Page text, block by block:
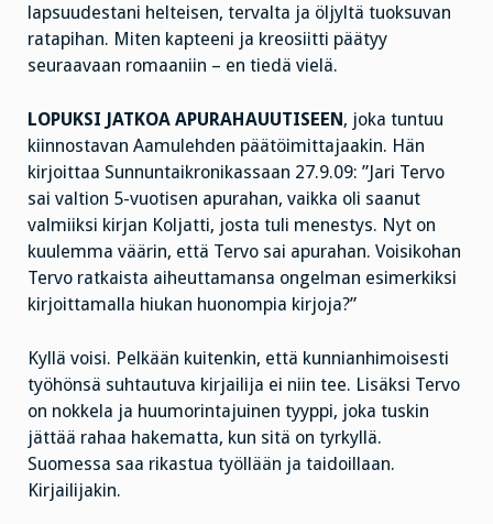
lapsuudestani helteisen, tervalta ja öljyltä tuoksuvan
ratapihan. Miten kapteeni ja kreosiitti päätyy
seuraavaan romaaniin – en tiedä vielä.
LOPUKSI JATKOA APURAHAUUTISEEN, joka tuntuu
kiinnostavan Aamulehden päätöimittajaakin. Hän
kirjoittaa Sunnuntaikronikassaan 27.9.09: ”Jari Tervo
sai valtion 5-vuotisen apurahan, vaikka oli saanut
valmiiksi kirjan Koljatti, josta tuli menestys. Nyt on
kuulemma väärin, että Tervo sai apurahan. Voisikohan
Tervo ratkaista aiheuttamansa ongelman esimerkiksi
kirjoittamalla hiukan huonompia kirjoja?”
Kyllä voisi. Pelkään kuitenkin, että kunnianhimoisesti
työhönsä suhtautuva kirjailija ei niin tee. Lisäksi Tervo
on nokkela ja huumorintajuinen tyyppi, joka tuskin
jättää rahaa hakematta, kun sitä on tyrkyllä.
Suomessa saa rikastua työllään ja taidoillaan.
Kirjailijakin.